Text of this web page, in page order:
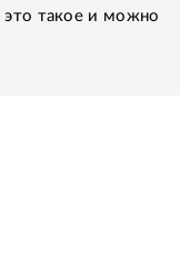
такое и можно